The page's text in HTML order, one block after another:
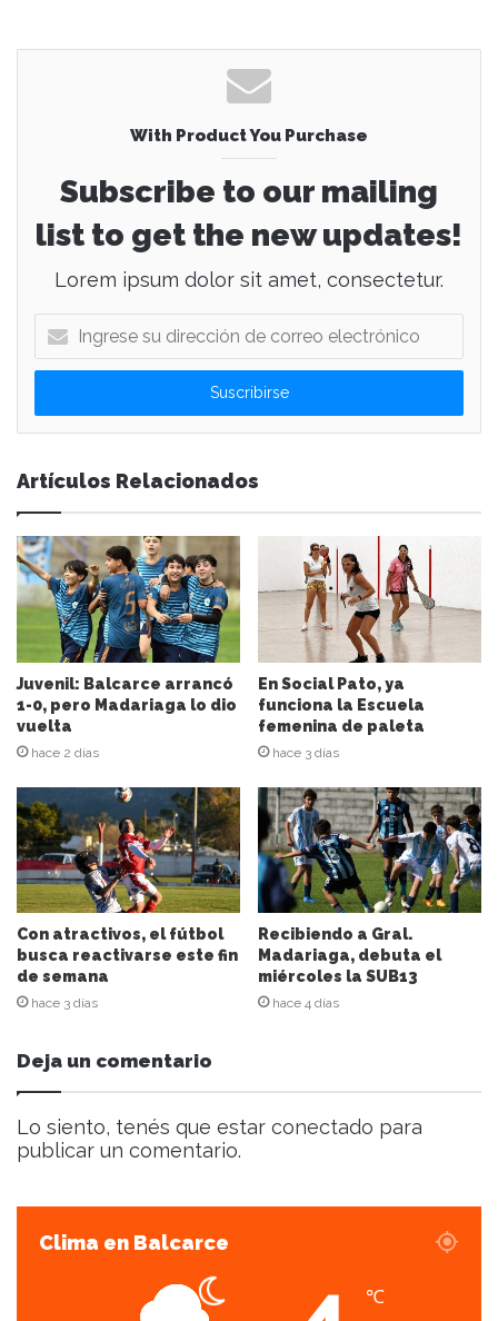
With Product You Purchase
Subscribe to our mailing
list to get the new updates!
Lorem ipsum dolor sit amet, consectetur.
g
e
s
u
d
i
r
e
c
i
ó
n
d
c
o
r
r
e
o
e
l
e
c
ó
n
i
c
Artículos Relacionados
Juvenil: Balcarce arrancó
1-0, pero Madariaga lo dio
vuelta
hace 2 días
En Social Pato, ya
funciona la Escuela
femenina de paleta
hace 3 días
Con atractivos, el fútbol
busca reactivarse este fin
de semana
hace 3 días
Recibiendo a Gral.
Madariaga, debuta el
miércoles la SUB13
hace 4 días
Deja un comentario
Lo siento, tenés que estar conectado para
publicar un comentario.
Clima en Balcarce
℃